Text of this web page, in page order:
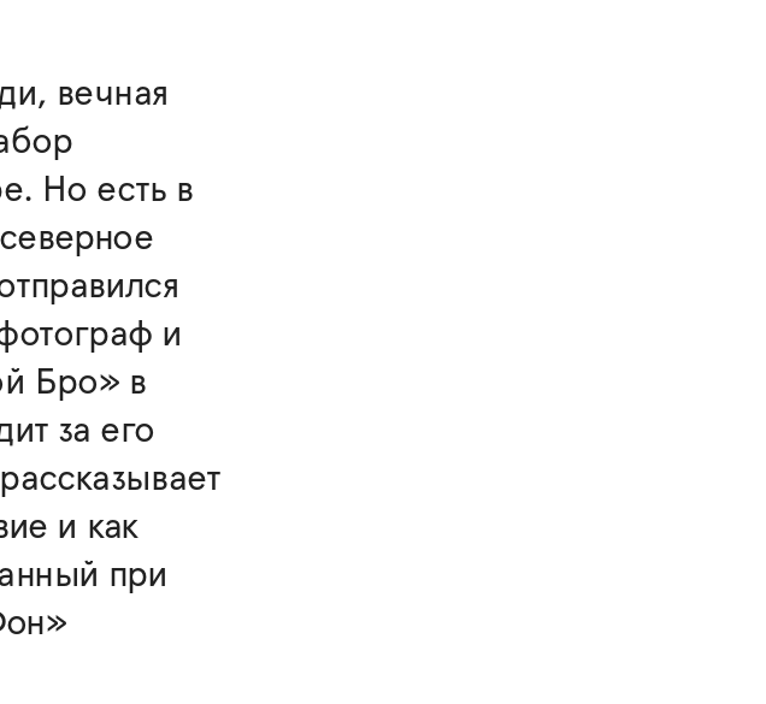
вечная
Но есть в
и
Бро» в
за его
и как
при